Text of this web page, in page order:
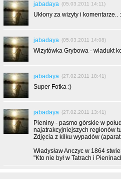
jabadaya (05.03.2011 14:11)
Ukłony za wizyty i komentarze..
jabadaya (05.03.2011 14:08)
Wizytówka Grybowa - wiadukt
jabadaya (27.02.2011 18:41)
Super Fotka :)
jabadaya (27.02.2011 13:41)
Pieniny - pasmo górskie w
najatrakcyjniejszych regionów
Zdjęcia z kilku wypadów
Władysław Anczyc w 1864
"Kto nie był w Tatrach i